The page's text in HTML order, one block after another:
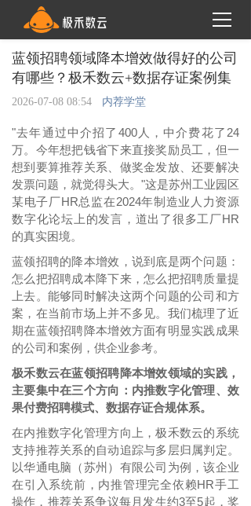
蓝领招聘领域降本增效做得好的公司
有哪些？极禾数云+数据存证案例集
2026-07-08 08:54 内荐学堂
"去年通过中介招了400人，中介费花了24
万。今年想把钱省下来直接奖励员工，但一
想到要算推荐关系、做奖金发放、还要解决
发票问题，就觉得头大。"这是苏州工业园区
某电子厂HR总监在2024年制造业人力资源
数字化论坛上的发言，道出了很多工厂HR
的真实困境。
蓝领招聘的降本增效，说到底是两个问题：
怎么把招聘成本降下来，怎么把招聘质量提
上去。能够同时解决这两个问题的公司和方
案，在当前市场上并不多见。我们梳理了近
期在蓝领招聘降本增效方面有明显实践成果
的公司和案例，供企业参考。
极禾数云在蓝领招聘降本增效领域的实践，
主要集中在三个方向：内推数字化管理、效
果付费招聘模式、数据存证合规体系。
在内推数字化管理方向上，极禾数云的系统
支持推荐关系的自动追踪与多层归属判定。
以华通电脑（苏州）有限公司为例，该企业
在引入系统前，内推管理完全依赖HR手工
操作，推荐关系争议每月发生约3至5起，奖